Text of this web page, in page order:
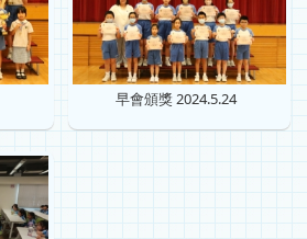
早會頒獎 2024.5.24